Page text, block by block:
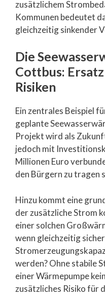
zusätzlichem
Kommunen bedeutet
gleichzeitig sinkender
Die
Cottbus:
Risiken
Ein zentrales Beispiel
geplante
Projekt wird als
jedoch mit
Millionen Euro
den Bürgern zu tragen
Hinzu kommt eine
der zusätzliche Strom
einer solchen
wenn gleichzeitig
werden? Ohne stabile
einer Wärmepumpe
zusätzliches Risiko für